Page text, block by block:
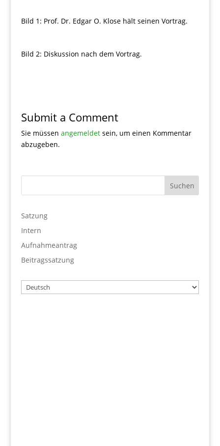
Bild 1: Prof. Dr. Edgar O. Klose hält seinen Vortrag.
Bild 2: Diskussion nach dem Vortrag.
Submit a Comment
Sie müssen angemeldetsein, um einen Kommentar
abzugeben.
Satzung
Intern
Aufnahmeantrag
Beitragssatzung
Wählen
Sie